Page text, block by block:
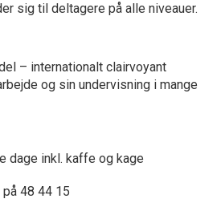
sig til deltagere på alle niveauer.
– internationalt clairvoyant
og sin undervisning i mange
dage inkl. kaffe og kage
48 44 15